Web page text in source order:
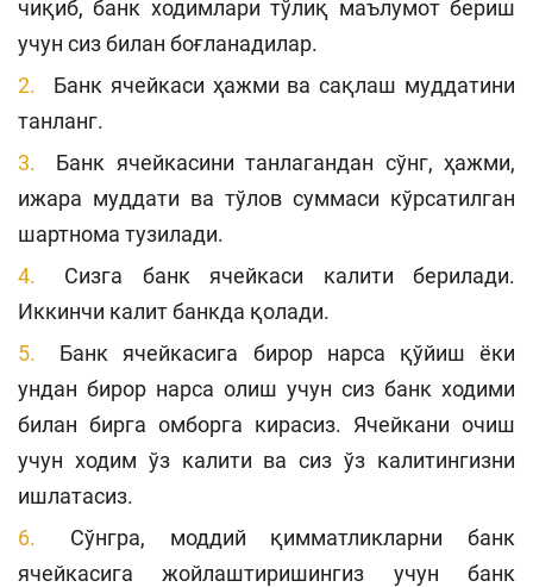
чиқиб, банк ходимлари тўлиқ маълумот бериш
учун сиз билан боғланадилар.
Банк ячейкаси ҳажми ва сақлаш муддатини
танланг.
Банк ячейкасини танлагандан сўнг, ҳажми,
ижара муддати ва тўлов суммаси кўрсатилган
шартнома тузилади.
Сизга банк ячейкаси калити берилади.
Иккинчи калит банкда қолади.
Банк ячейкасига бирор нарса қўйиш ёки
ундан бирор нарса олиш учун сиз банк ходими
билан бирга омборга кирасиз. Ячейкани очиш
учун ходим ўз калити ва сиз ўз калитингизни
ишлатасиз.
Сўнгра, моддий қимматликларни банк
ячейкасига жойлаштиришингиз учун банк